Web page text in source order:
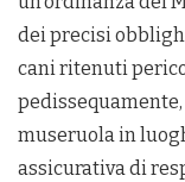
dei precisi
cani ritenuti
museruola in
assicurativa di